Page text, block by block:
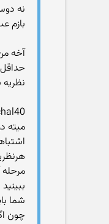
نه
بازم
آخه
میته
ببینید
شما
چون اگر